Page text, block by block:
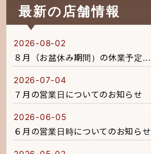
最新の店舗情報
2026-08-02
８月（お盆休み期間）の休業予定...
2026-07-04
７月の営業日についてのお知らせ
2026-06-05
６月の営業日時についてのお知らせ